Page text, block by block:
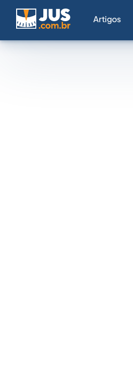
Artigos